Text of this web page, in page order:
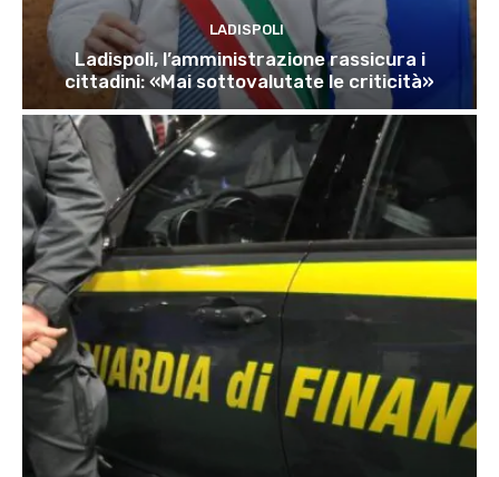
LADISPOLI
Ladispoli, l’amministrazione rassicura i
cittadini: «Mai sottovalutate le criticità»